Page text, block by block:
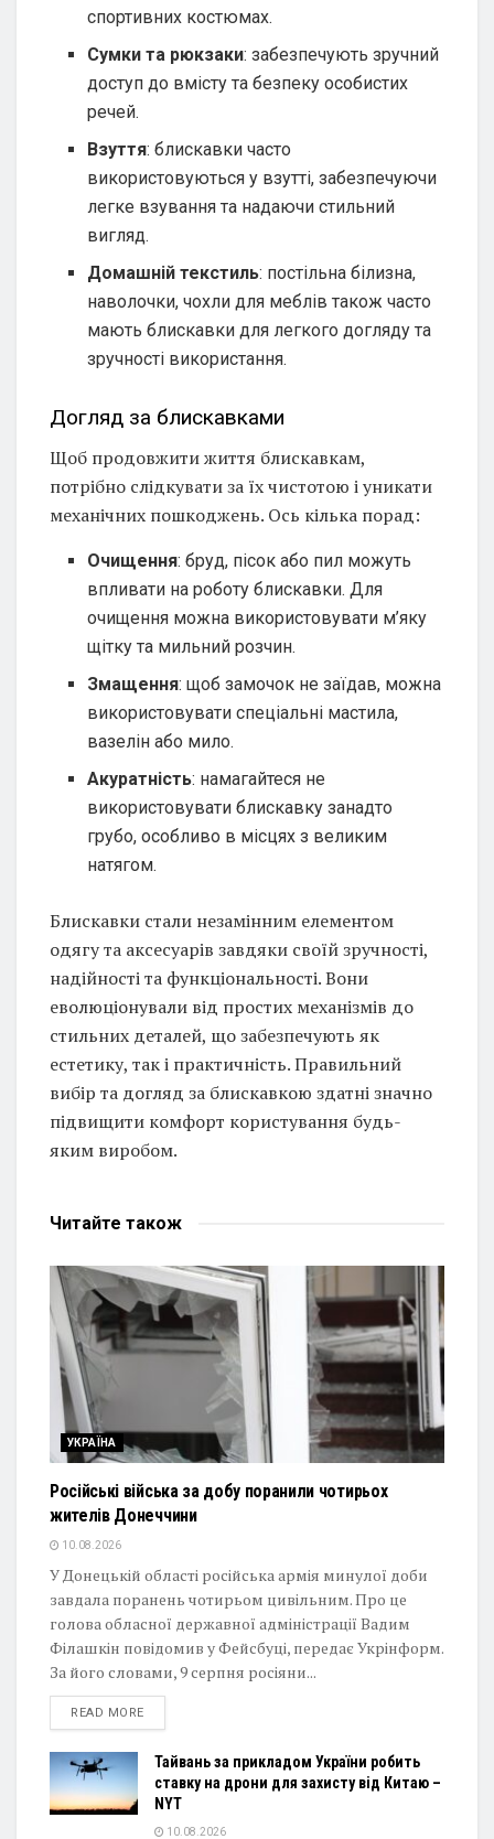
спортивних костюмах.
Сумки та рюкзаки: забезпечують зручний
доступ до вмісту та безпеку особистих
речей.
Взуття: блискавки часто
використовуються у взутті, забезпечуючи
легке взування та надаючи стильний
вигляд.
Домашній текстиль: постільна білизна,
наволочки, чохли для меблів також часто
мають блискавки для легкого догляду та
зручності використання.
Догляд за блискавками
Щоб продовжити життя блискавкам,
потрібно слідкувати за їх чистотою і уникати
механічних пошкоджень. Ось кілька порад:
Очищення: бруд, пісок або пил можуть
впливати на роботу блискавки. Для
очищення можна використовувати м’яку
щітку та мильний розчин.
Змащення: щоб замочок не заїдав, можна
використовувати спеціальні мастила,
вазелін або мило.
Акуратність: намагайтеся не
використовувати блискавку занадто
грубо, особливо в місцях з великим
натягом.
Блискавки стали незамінним елементом
одягу та аксесуарів завдяки своїй зручності,
надійності та функціональності. Вони
еволюціонували від простих механізмів до
стильних деталей, що забезпечують як
естетику, так і практичність. Правильний
вибір та догляд за блискавкою здатні значно
підвищити комфорт користування будь-
яким виробом.
Читайте також
УКРАЇНА
Російські війська за добу поранили чотирьох
жителів Донеччини
10.08.2026
У Донецькій області російська армія минулої доби
завдала поранень чотирьом цивільним. Про це
голова обласної державної адміністрації Вадим
Філашкін повідомив у Фейсбуці, передає Укрінформ.
За його словами, 9 серпня росіяни...
READ MOREDETAILS
Тайвань за прикладом України робить
ставку на дрони для захисту від Китаю –
NYT
10.08.2026